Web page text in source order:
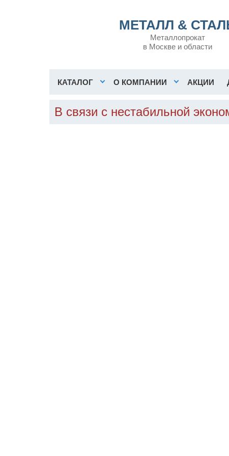
МЕТАЛЛ &
Металлопрокат
в Москве и области
КАТАЛОГ О КОМПАНИИ АКЦИИ
В связи с нестабильной